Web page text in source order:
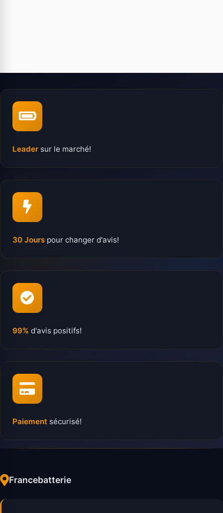
Leader sur le marché!
30 Jours pour changer d'avis!
99% d'avis positifs!
Paiement sécurisé!
Francebatterie